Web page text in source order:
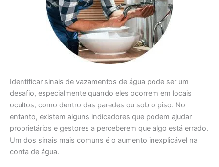
Identificar sinais de vazamentos de água pode ser um
desafio, especialmente quando eles ocorrem em locais
ocultos, como dentro das paredes ou sob o piso. No
entanto, existem alguns indicadores que podem ajudar
proprietários e gestores a perceberem que algo está errado.
Um dos sinais mais comuns é o aumento inexplicável na
conta de água.